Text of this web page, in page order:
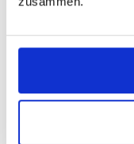
Wie läuft die
um unsere
ergibt sich dann